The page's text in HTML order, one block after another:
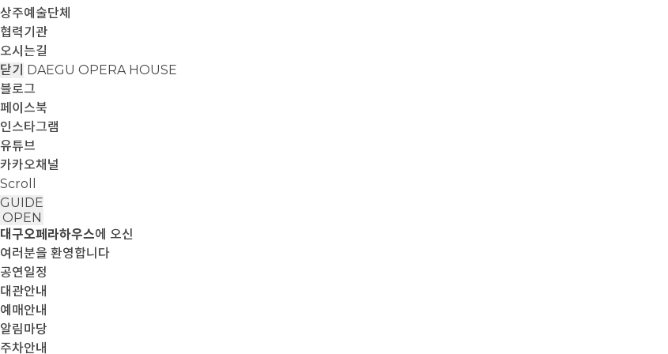
상주예술단체
협력기관
오시는길
닫기 DAEGU OPERA HOUSE
블로그
페이스북
인스타그램
유튜브
카카오채널
Scroll
GUIDE
OPEN
대구오페라하우스에 오신
여러분을 환영합니다
공연일정
대관안내
예매안내
알림마당
주차안내